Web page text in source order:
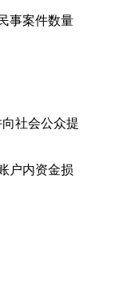
事案件数量
社会公众提
户内资金损